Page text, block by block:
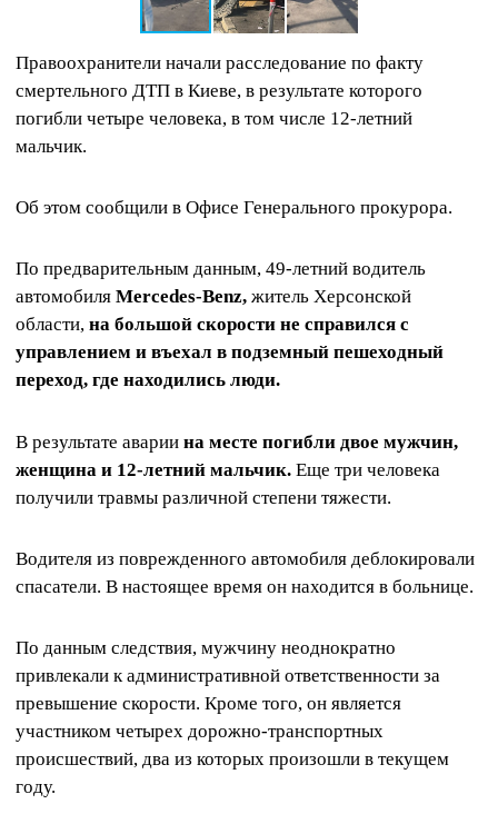
Правоохранители начали расследование по факту
смертельного ДТП в Киеве, в результате которого
погибли четыре человека, в том числе 12-летний
мальчик.
Об этом сообщили в Офисе Генерального прокурора.
По предварительным данным, 49-летний водитель
автомобиля Mercedes-Benz, житель Херсонской
области, на большой скорости не справился с
управлением и въехал в подземный пешеходный
переход, где находились люди.
В результате аварии на месте погибли двое мужчин,
женщина и 12-летний мальчик. Еще три человека
получили травмы различной степени тяжести.
Водителя из поврежденного автомобиля деблокировали
спасатели. В настоящее время он находится в больнице.
По данным следствия, мужчину неоднократно
привлекали к административной ответственности за
превышение скорости. Кроме того, он является
участником четырех дорожно-транспортных
происшествий, два из которых произошли в текущем
году.